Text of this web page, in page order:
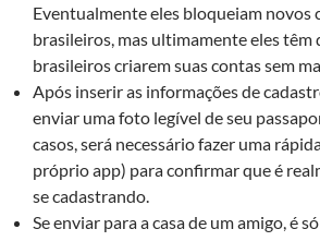
Eventualmente eles bloqueiam novos
brasileiros, mas ultimamente eles têm
brasileiros criarem suas contas sem
Após inserir as informações de
enviar uma foto legível de seu
casos, será necessário fazer uma
próprio app) para confirmar que é
se cadastrando.
Se enviar para a casa de um amigo, é